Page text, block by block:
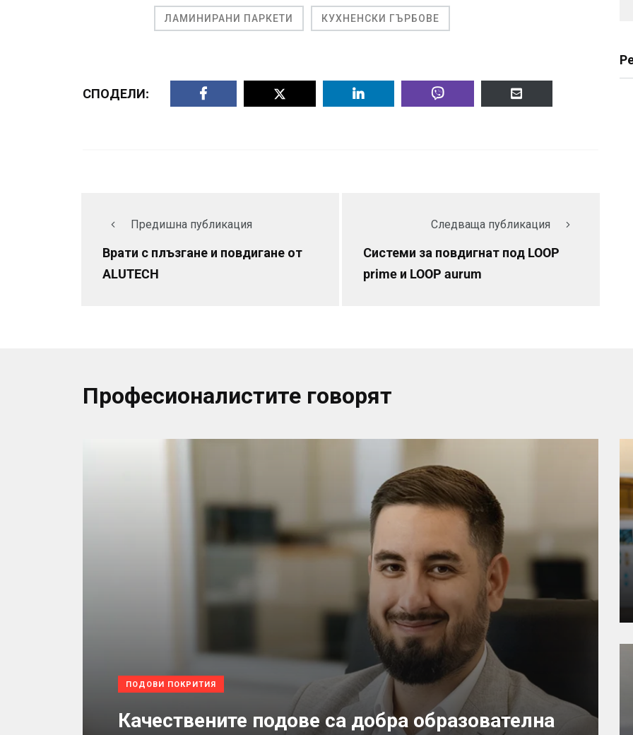
ЛАМИНИРАНИ ПАРКЕТИ КУХНЕНСКИ ГЪРБОВЕ
СПОДЕЛИ:
Предишна публикация
Врати с плъзгане и повдигане от
ALUTECH
Следваща публикация
Системи за повдигнат под LOOP
prime и LOOP aurum
Професионалистите говорят
ПОДОВИ ПОКРИТИЯ
Качествените подове са добра образователна